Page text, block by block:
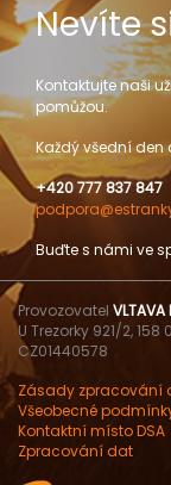
Nevíte
Kontaktujte naši
pomůžou.
Každý všední den
+420 777 837 847
Buďte s námi ve
Provozovatel VLTAVA
U Trezorky 921/2,
CZ01440578
Zásady zpracování
Všeobecné
Kontaktní místo DSA
Zpracování dat